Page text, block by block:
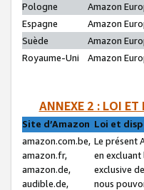
Pologne
Amazon
Espagne
Amazon
Suède
Amazon
Royaume-Uni
Amazon
ANNEXE 2 : LOI ET
Site d’Amazon Loi et
amazon.com.be,
amazon.fr,
amazon.de,
audible.de,
Le présent
en
exclusive
nous